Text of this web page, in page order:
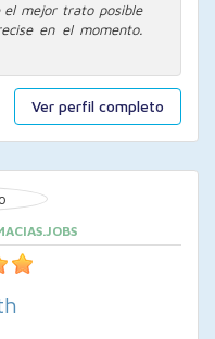
Ver perfil completo
el mejor trato posible
en el momento.